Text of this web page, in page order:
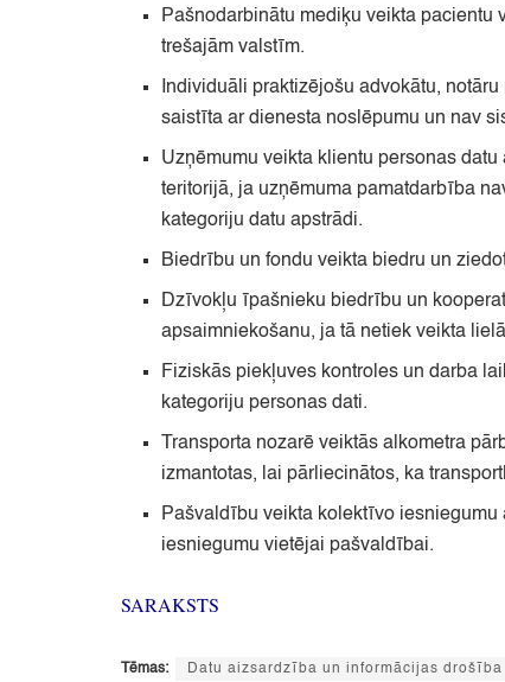
Pašnodarbinātu mediķu veikta pacientu
trešajām valstīm.
Individuāli praktizējošu advokātu, notāru
saistīta ar dienesta noslēpumu un nav
Uzņēmumu veikta klientu personas
teritorijā, ja uzņēmuma pamatdarbība
kategoriju datu apstrādi.
Biedrību un fondu veikta biedru un
Dzīvokļu īpašnieku biedrību un
apsaimniekošanu, ja tā netiek veikta
Fiziskās piekļuves kontroles un darba
kategoriju personas dati.
Transporta nozarē veiktās alkometra
izmantotas, lai pārliecinātos, ka
Pašvaldību veikta kolektīvo iesniegumu
iesniegumu vietējai pašvaldībai.
SARAKSTS
Tēmas: Datu aizsardzība un informācijas drošība